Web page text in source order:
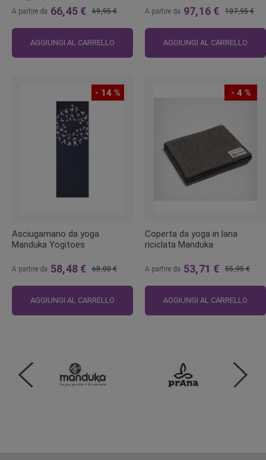
meditazione
A partire da 66,45 €
regolare
69,95 €
AGGIUNGI AL CARRELLO
A partire da 97,16 €
regolare
107,95 €
AGGIUNGI AL CARRELLO
- 14 %
Asciugamano da yoga
Manduka Yogitoes
A partire da 58,48 €
regolare
68,00 €
AGGIUNGI AL CARRELLO
- 4 %
Coperta da yoga in lana
riciclata Manduka
A partire da 53,71 €
regolare
55,95 €
AGGIUNGI AL CARRELLO